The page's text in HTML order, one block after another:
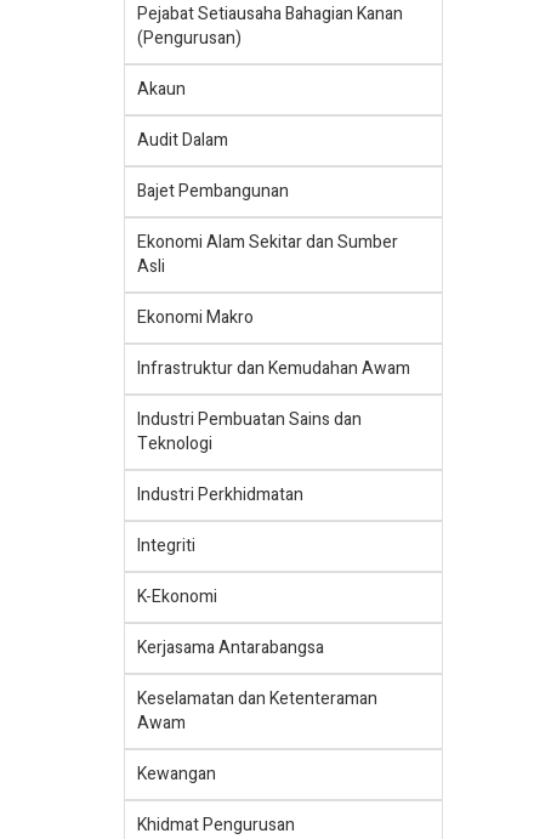
Pejabat Setiausaha Bahagian Kanan
(Pengurusan)
Akaun
Audit Dalam
Bajet Pembangunan
Ekonomi Alam Sekitar dan Sumber
Asli
Ekonomi Makro
Infrastruktur dan Kemudahan Awam
Industri Pembuatan Sains dan
Teknologi
Industri Perkhidmatan
Integriti
K-Ekonomi
Kerjasama Antarabangsa
Keselamatan dan Ketenteraman
Awam
Kewangan
Khidmat Pengurusan